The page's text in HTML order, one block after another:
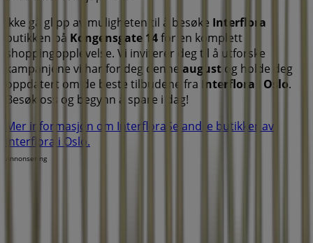
Ikke gå glipp av muligheten til å besøke Interflora
butikken på Kongensgate 14for en komplett
shoppingopplevelse. Vi inviterer deg til å utforske
kampanjene vi har for deg denne august og holde deg
oppdatert om de beste tilbudene fra Interflora Oslo.
Besøk oss og begynn å spare i dag!
Mer informasjon om Interflora Se andre butikker av
Interflora i Oslo.
Annonsering